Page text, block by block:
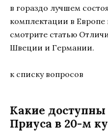
в гораздо лучшем
комплектации в Европе
смотрите статью
Швеции и Германии.
к списку вопросов
Какие доступны
Приуса в 20-м